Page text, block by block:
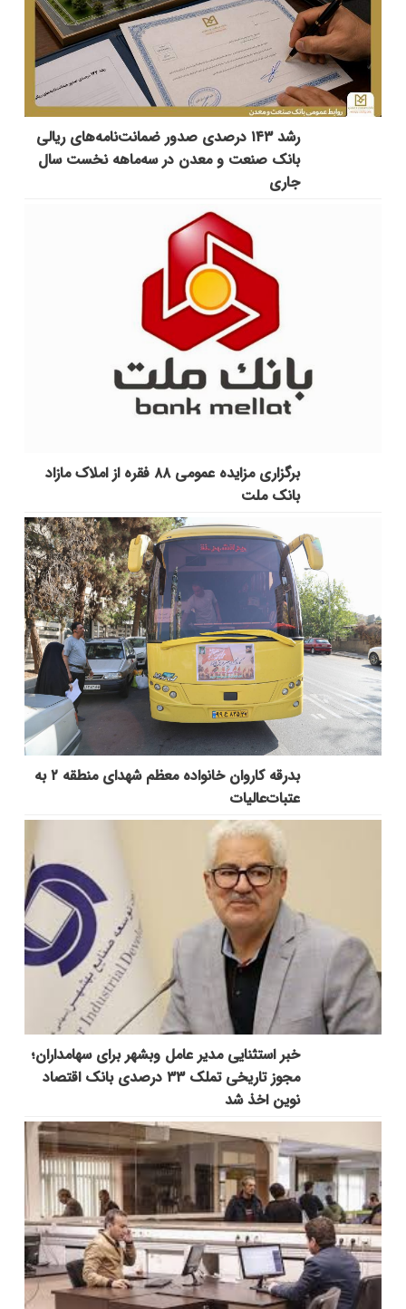
رشد ۱۴۳ درصدی صدور ضمانت‌نامه‌های ریالی
بانک صنعت و معدن در سه‌ماهه نخست سال
جاری
برگزاری مزایده عمومی ۸۸ فقره از املاک مازاد
بانک ملت
بدرقه کاروان خانواده معظم شهدای منطقه ۲ به
عتبات‌عالیات
خبر استثنایی مدیر عامل وبشهر برای سهامداران؛
مجوز تاریخی تملک ۳۳ درصدی بانک اقتصاد
نوین اخذ شد